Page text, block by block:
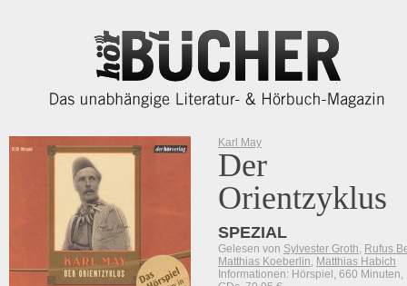
Karl May
Der
Orientzyklus
SPEZIAL
Gelesen von Sylvester Groth, Rufus
Matthias Koeberlin, Matthias Habich
Informationen: Hörspiel, 660 Minuten,